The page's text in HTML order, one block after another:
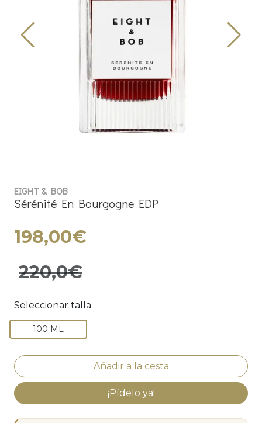
EIGHT & BOB
Sérénité En Bourgogne EDP
198,00€
220,0€
Seleccionar talla
100 ML
¡Pídelo ya!